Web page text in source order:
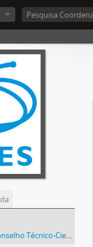
Científico (CTC) 1986-1992